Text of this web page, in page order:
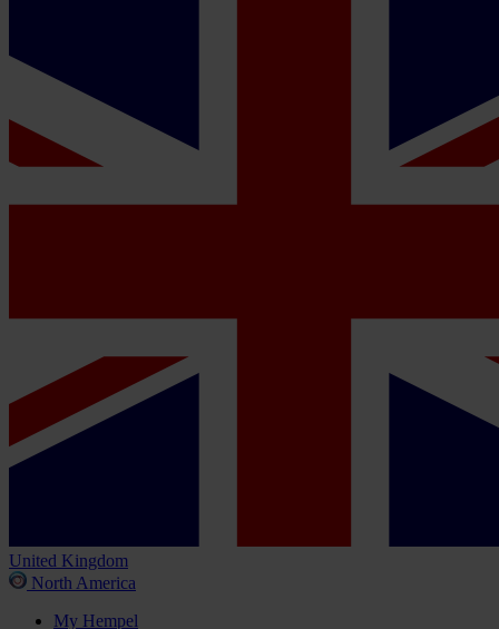
United Kingdom
North America
My Hempel